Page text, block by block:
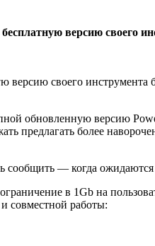
версию своего
версию своего
обновленную версию
предлагать более
сообщить — когда
в 1Gb на
совместной работы: